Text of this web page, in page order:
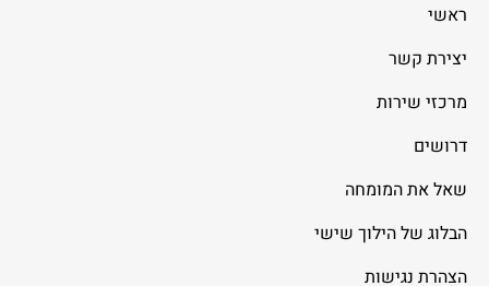
ראשי
יצירת קשר
מרכזי שירות
דרושים
שאל את המומחה
הבלוג של הילוך שישי
הצהרת נגישות